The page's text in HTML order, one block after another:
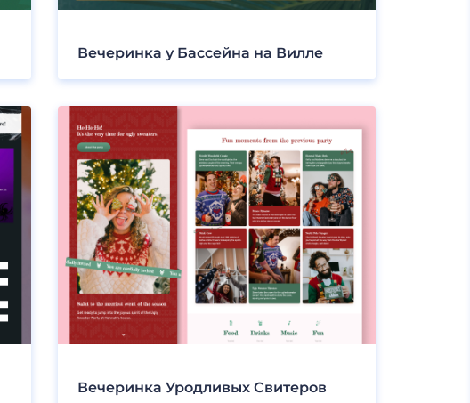
Вечеринка у Бассейна на Вилле
Вечеринка Уродливых Свитеров